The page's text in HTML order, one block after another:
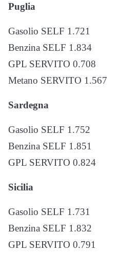
Puglia
Gasolio SELF 1.721
Benzina SELF 1.834
GPL SERVITO 0.708
Metano SERVITO 1.567
Sardegna
Gasolio SELF 1.752
Benzina SELF 1.851
GPL SERVITO 0.824
Sicilia
Gasolio SELF 1.731
Benzina SELF 1.832
GPL SERVITO 0.791